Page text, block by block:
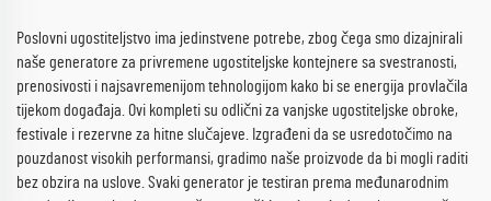
Poslovni ugostiteljstvo ima jedinstvene potrebe, zbog čega smo dizajnirali
naše generatore za privremene ugostiteljske kontejnere sa svestranosti,
prenosivosti i najsavremenijom tehnologijom kako bi se energija provlačila
tijekom događaja. Ovi kompleti su odlični za vanjske ugostiteljske obroke,
festivale i rezervne za hitne slučajeve. Izgrađeni da se usredotočimo na
pouzdanost visokih performansi, gradimo naše proizvode da bi mogli raditi
bez obzira na uslove. Svaki generator je testiran prema međunarodnim